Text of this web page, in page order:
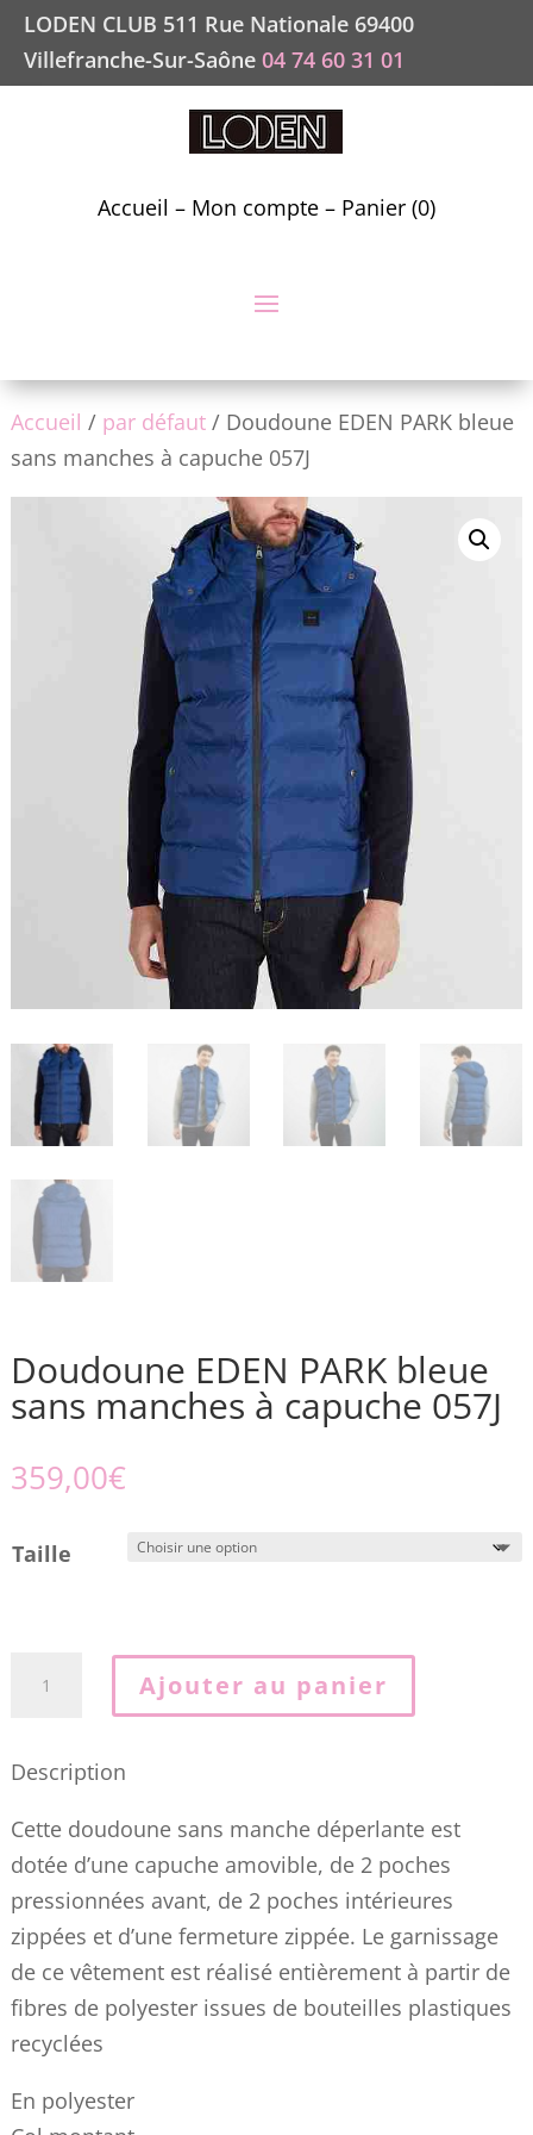
LODEN CLUB 511 Rue Nationale 69400
Villefranche-Sur-Saône 04 74 60 31 01
Accueil – Mon compte– Panier (0)
Accueil / par défaut/ Doudoune EDEN PARK bleue
sans manches à capuche 057J
Doudoune EDEN PARK bleue
sans manches à capuche 057J
359,00€
Taille
EDEN
manches
Ajouter au panier
Description
Cette doudoune sans manche déperlante est
dotée d’une capuche amovible, de 2 poches
pressionnées avant, de 2 poches intérieures
zippées et d’une fermeture zippée. Le garnissage
de ce vêtement est réalisé entièrement à partir de
fibres de polyester issues de bouteilles plastiques
recyclées
En polyester